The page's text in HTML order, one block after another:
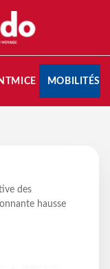
MICE MOBILITÉS
des
hausse